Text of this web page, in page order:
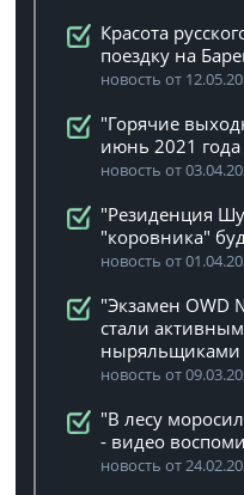
Красота
поездку на
новость от
"Горячие
июнь 2021 года
новость от
"Резиденция
"коровника"
новость от
"Экзамен OWD
стали
ныряльщиками
новость от
"В лесу
- видео
новость от